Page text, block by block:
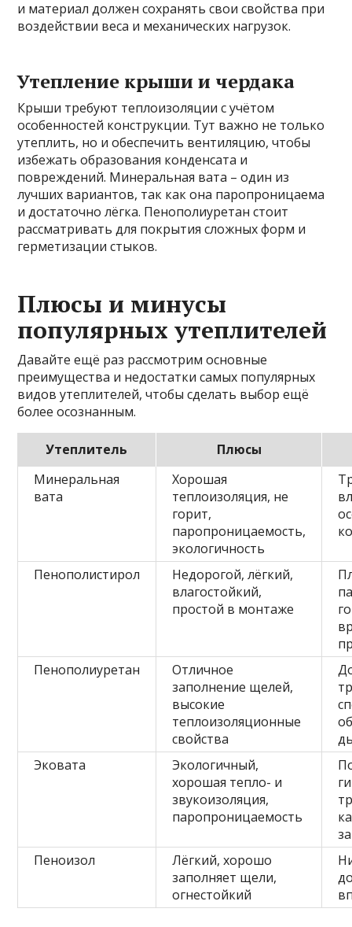
и материал должен сохранять свои свойства при
воздействии веса и механических нагрузок.
Утепление крыши и чердака
Крыши требуют теплоизоляции с учётом
особенностей конструкции. Тут важно не только
утеплить, но и обеспечить вентиляцию, чтобы
избежать образования конденсата и
повреждений. Минеральная вата – один из
лучших вариантов, так как она паропроницаема
и достаточно лёгка. Пенополиуретан стоит
рассматривать для покрытия сложных форм и
герметизации стыков.
Плюсы и минусы
популярных утеплителей
Давайте ещё раз рассмотрим основные
преимущества и недостатки самых популярных
видов утеплителей, чтобы сделать выбор ещё
более осознанным.
Утеплитель
Плюсы
Минеральная
вата
Хорошая
теплоизоляция, не
горит,
паропроницаемость,
экологичность
Пенополистирол
Недорогой, лёгкий,
влагостойкий,
простой в монтаже
Пенополиуретан
Отличное
заполнение щелей,
высокие
теплоизоляционные
свойства
Эковата
Экологичный,
хорошая тепло- и
звукоизоляция,
паропроницаемость
Пеноизол
Лёгкий, хорошо
заполняет щели,
огнестойкий